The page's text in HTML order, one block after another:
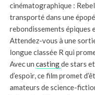
cinématographique :
transporté dans une
rebondissements épiques
Attendez-vous à une
longue classée R qui
Avec un castingde stars
d’espoir, ce film promet
amateurs de science-